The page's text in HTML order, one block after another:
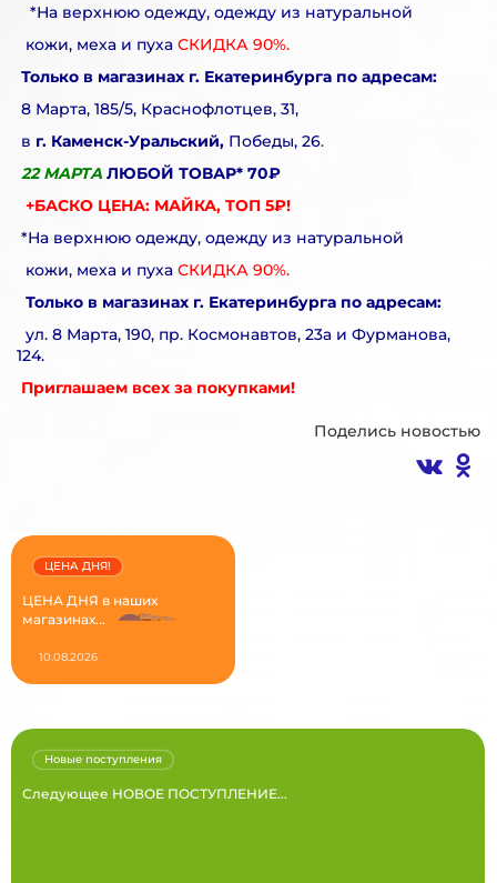
*На верхнюю одежду, одежду из натуральной
кожи, меха и пуха СКИДКА 90%.
Только в магазинах г. Екатеринбурга по адресам:
8 Марта, 185/5, Краснофлотцев, 31,
в г. Каменск-Уральский, Победы, 26.
22 МАРТА ЛЮБОЙ ТОВАР* 70₽
+БАСКО ЦЕНА: МАЙКА, ТОП 5₽!
*На верхнюю одежду, одежду из натуральной
кожи, меха и пуха СКИДКА 90%.
Только в магазинах г. Екатеринбурга по адресам:
ул. 8 Марта, 190, пр. Космонавтов, 23а и Фурманова,
124.
Приглашаем всех за покупками!
Поделись новостью
ЦЕНА ДНЯ в наших
магазинах...
ЦЕНА ДНЯ!
10.08.2026
Следующее НОВОЕ ПОСТУПЛЕНИЕ...
Новые поступления